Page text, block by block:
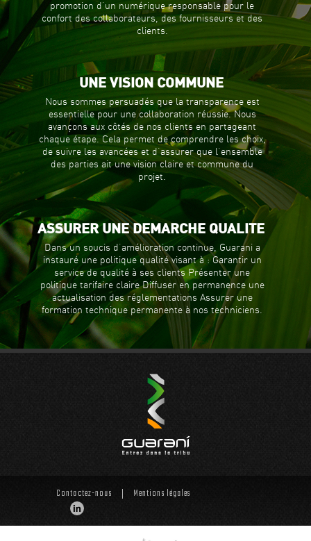
promotion d’un numérique responsable pour le
confort des collaborateurs, des fournisseurs et des
clients.
UNE VISION COMMUNE
Nous sommes persuadés que la transparence est
essentielle pour une collaboration réussie. Nous
avançons aux côtés de nos clients en partageant
chaque étape. Cela permet de comprendre les choix,
de suivre les avancées et d’assurer que l’ensemble
des parties ait une vision claire et commune du
projet.
ASSURER UNE DEMARCHE QUALITE
Dans un soucis d’amélioration continue, Guarani a
instauré une politique qualité visant à : Garantir un
service de qualité à ses clients Présenter une
politique tarifaire claire Diffuser en permanence une
actualisation des réglementations Assurer une
formation technique permanente à nos techniciens.
Contactez-nous Mentions légales